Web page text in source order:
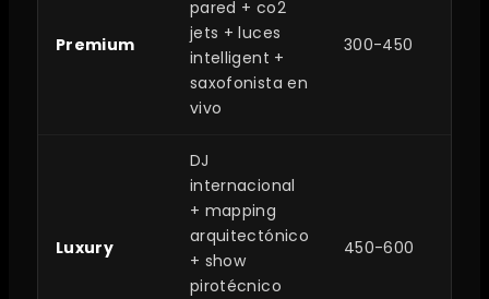
Premium
pared + co2
jets + luces
intelligent +
saxofonista en
vivo
300-450
Luxury
DJ
internacional
+ mapping
arquitectónico
+ show
pirotécnico
450-600